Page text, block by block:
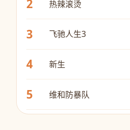
2 热辣滚烫
3 飞驰人生3
4 新生
5 维和防暴队